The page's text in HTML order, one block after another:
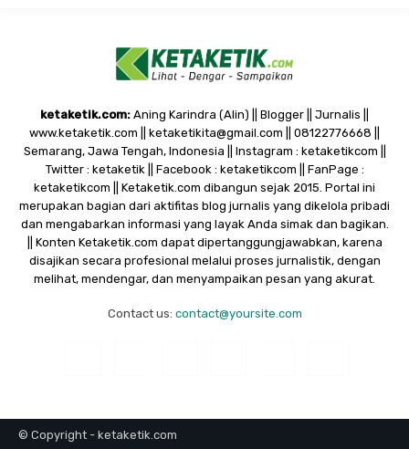
ketaketik.com: Aning Karindra (Alin) || Blogger || Jurnalis ||
www.ketaketik.com || ketaketikita@gmail.com || 08122776668 ||
Semarang, Jawa Tengah, Indonesia || Instagram : ketaketikcom ||
Twitter : ketaketik || Facebook : ketaketikcom || FanPage :
ketaketikcom || Ketaketik.com dibangun sejak 2015. Portal ini
merupakan bagian dari aktifitas blog jurnalis yang dikelola pribadi
dan mengabarkan informasi yang layak Anda simak dan bagikan.
|| Konten Ketaketik.com dapat dipertanggungjawabkan, karena
disajikan secara profesional melalui proses jurnalistik, dengan
melihat, mendengar, dan menyampaikan pesan yang akurat.
Contact us: contact@yoursite.com
© Copyright - ketaketik.com